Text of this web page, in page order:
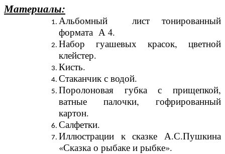
Материалы:
Альбомный лист тонированный
формата А 4.
Набор гуашевых красок, цветной
клейстер.
Кисть.
Стаканчик с водой.
Поролоновая губка с прищепкой,
ватные палочки, гофрированный
картон.
Салфетки.
Иллюстрации к сказке А.С.Пушкина
«Сказка о рыбаке и рыбке».